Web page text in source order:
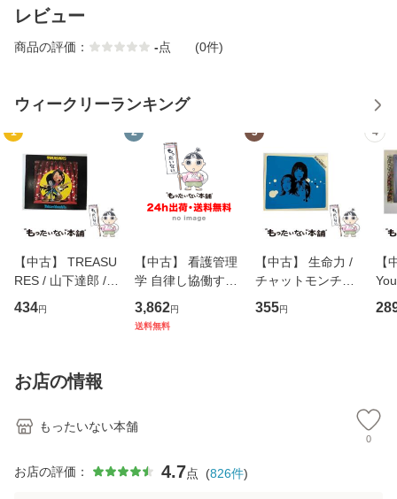
レビュー
商品の評価： -点 (0件)
ウィークリーランキング
1
【中古】 TREASU
RES / 山下達郎 /
イーストウエス
ト・ジャパン [CD]
434円
2
【中古】 看護管理
学 自律し協働する
専門職の看護マネ
ジメントスキル 改
3,862円
送料無料
3
【中古】 生命力 /
チャットモンチー /
キューンレコード
[CD]【メール便送
355円
4
【
のが
お店の情報
もったいない本舗
0
お店の評価： 4.7点 (826件)